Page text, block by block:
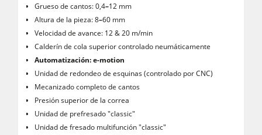
Grueso de cantos: 0,4–12 mm
Altura de la pieza: 8–60 mm
Velocidad de avance: 12 & 20 m/min
Calderín de cola superior controlado neumáticamente
Automatización: e-motion
Unidad de redondeo de esquinas (controlado por CNC)
Mecanizado completo de cantos
Presión superior de la correa
Unidad de prefresado "classic"
Unidad de fresado multifunción "classic"